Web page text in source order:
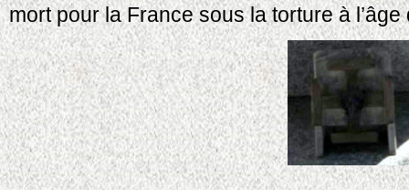
mort pour la France sous la torture à